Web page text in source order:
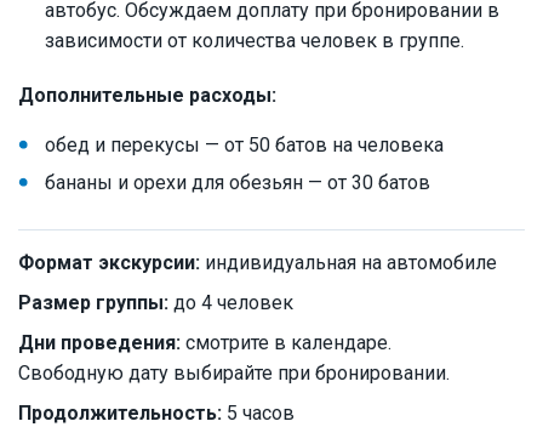
автобус. Обсуждаем доплату при бронировании в
зависимости от количества человек в группе.
Дополнительные расходы:
обед и перекусы — от 50 батов на человека
бананы и орехи для обезьян — от 30 батов
Формат экскурсии: индивидуальная на автомобиле
Размер группы: до 4 человек
Дни проведения: смотрите в календаре.
Свободную дату выбирайте при бронировании.
Продолжительность: 5 часов